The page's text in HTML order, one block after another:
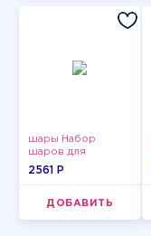
шары Набор
шаров для
девушки-14
2561 P
ДОБАВИТЬ